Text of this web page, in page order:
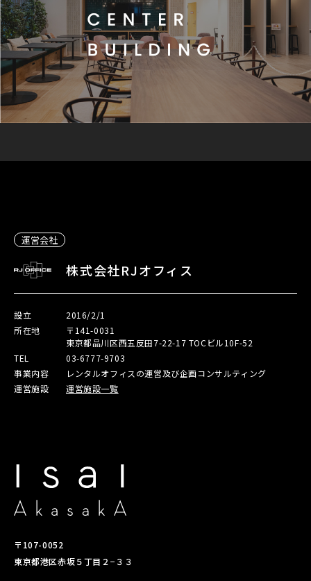
運営会社
株式会社RJオフィス
設立
2016/2/1
所在地
〒141-0031
東京都品川区西五反田7-22-17 TOCビル10F-52
TEL
03-6777-9703
事業内容
レンタルオフィスの運営及び企画コンサルティング
運営施設
運営施設一覧
〒107-0052
東京都港区赤坂５丁目２−３３